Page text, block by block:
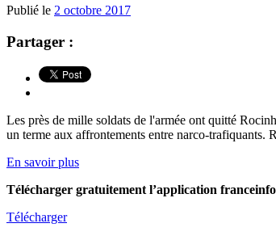
Publié le 2 octobre 2017
Partager :
Les près de mille soldats de l'armée ont quitté
un terme aux affrontements entre narco-trafiquants.
En savoir plus
Télécharger gratuitement l’application franceinfo
Télécharger